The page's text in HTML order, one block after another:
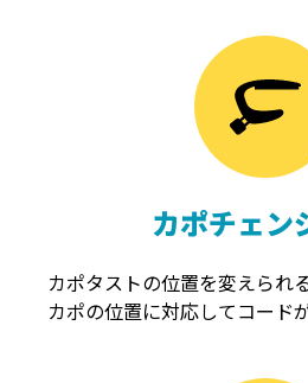
カポチェン
カポタストの位置を変えられ
カポの位置に対応してコード